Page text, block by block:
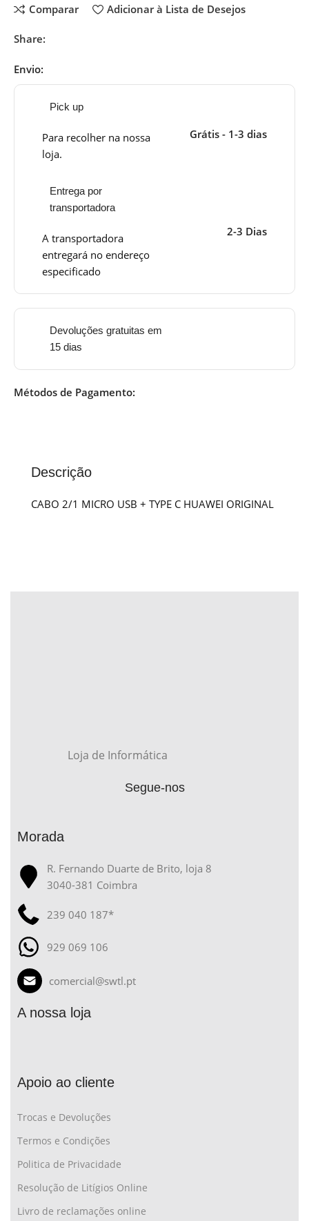
Comparar Adicionar à Lista de Desejos
Share:
Envio:
Pick up
Para recolher na nossa
loja.
Grátis - 1-3 dias
Entrega por
transportadora
A transportadora
entregará no endereço
especificado
2-3 Dias
Devoluções gratuitas em
15 dias
Métodos de Pagamento:
Descrição
CABO 2/1 MICRO USB + TYPE C HUAWEI ORIGINAL
Loja de Informática
Segue-nos
Morada
R. Fernando Duarte de Brito, loja 8
3040-381 Coimbra
239 040 187*
929 069 106
comercial@swtl.pt
A nossa loja
Apoio ao cliente
Trocas e Devoluções
Termos e Condições
Politica de Privacidade
Resolução de Litígios Online
Livro de reclamações online